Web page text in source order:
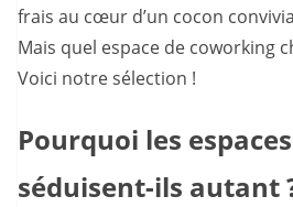
frais au cœur d’un cocon
Mais quel espace de coworking
Voici notre sélection !
Pourquoi les
séduisent-ils autant